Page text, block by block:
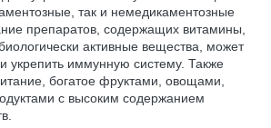
так и немедикаментозные
препаратов, содержащих витамины,
активные вещества, может
укрепить иммунную систему. Также
богатое фруктами, овощами,
с высоким содержанием